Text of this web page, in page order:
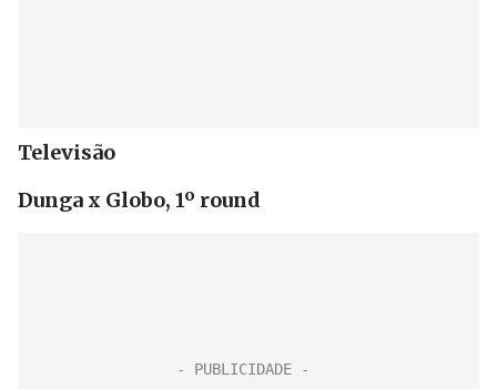
Televisão
Dunga x Globo, 1º round